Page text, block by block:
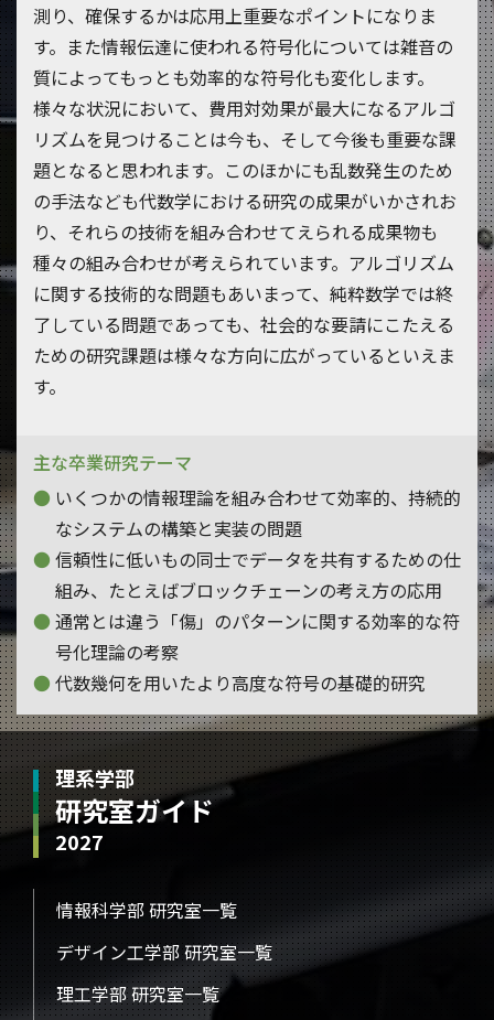
測り、確保するかは応用上重要なポイントになりま
す。また情報伝達に使われる符号化については雑音の
質によってもっとも効率的な符号化も変化します。
様々な状況において、費用対効果が最大になるアルゴ
リズムを見つけることは今も、そして今後も重要な課
題となると思われます。このほかにも乱数発生のため
の手法なども代数学における研究の成果がいかされお
り、それらの技術を組み合わせてえられる成果物も
種々の組み合わせが考えられています。アルゴリズム
に関する技術的な問題もあいまって、純粋数学では終
了している問題であっても、社会的な要請にこたえる
ための研究課題は様々な方向に広がっているといえま
す。
主な卒業研究テーマ
いくつかの情報理論を組み合わせて効率的、持続的
なシステムの構築と実装の問題
信頼性に低いもの同士でデータを共有するための仕
組み、たとえばブロックチェーンの考え方の応用
通常とは違う「傷」のパターンに関する効率的な符
号化理論の考察
代数幾何を用いたより高度な符号の基礎的研究
理系学部
研究室ガイド
2027
情報科学部 研究室一覧
デザイン工学部 研究室一覧
理工学部 研究室一覧